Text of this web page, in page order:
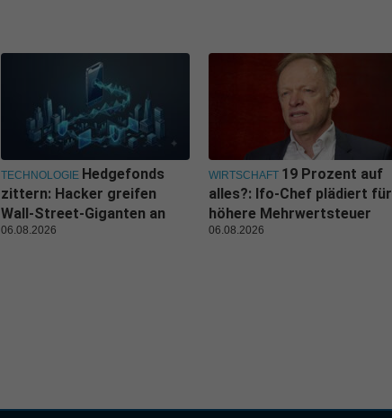
TECHNOLOGIE Hedgefonds
zittern: Hacker greifen
Wall-Street-Giganten an
06.08.2026
WIRTSCHAFT 19 Prozent auf
alles?: Ifo-Chef plädiert für
höhere Mehrwertsteuer
06.08.2026